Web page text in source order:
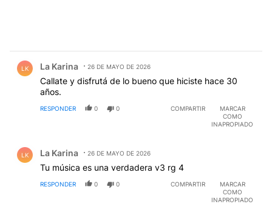
LK La Karina 26 DE MAYO DE 2026
Callate y disfrutá de lo bueno que hiciste hace 30
años.
RESPONDER 0 0 COMPARTIR
MARCAR
COMO
INAPROPIADO
LK La Karina 26 DE MAYO DE 2026
Tu música es una verdadera v3 rg 4
RESPONDER 0 0 COMPARTIR
MARCAR
COMO
INAPROPIADO